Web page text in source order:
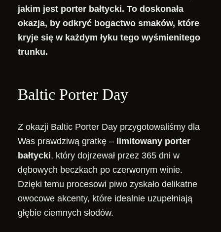
jakim jest porter bałtycki. To doskonała
okazja, by odkryć bogactwo smaków, które
kryje się w każdym łyku tego wyśmienitego
trunku.
Baltic Porter Day
Z okazji Baltic Porter Day przygotowaliśmy dla
Was prawdziwą gratkę – limitowany porter
bałtycki, który dojrzewał przez 365 dni w
dębowych beczkach po czerwonym winie.
Dzięki temu procesowi piwo zyskało delikatne
owocowe akcenty, które idealnie uzupełniają
głębie ciemnych słodów.